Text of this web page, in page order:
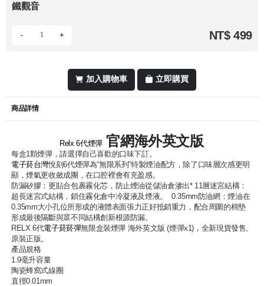
鐵觀音
- + NT$ 499
加入購物車 立即購買
商品詳情
Relx 6代煙彈官網海外英文版
每盒1顆煙彈，請選擇自己喜歡的口味下訂。
電子菸台灣悅刻6代煙彈為“無限系列”特製煙油配方，除了口味層次感更明
顯，煙氣更收斂成團，在口腔裡會有充盈感。
防漏矽膠：更貼合包裹霧化芯，防止煙油從儲油倉滲出* 11層迷宮結構：
超長迷宮式結構，鎖住霧化倉中冷凝液及煙液。 0.35mm防油網：煙油在
0.35mm大小孔位所形成的液體表面張力正好抵銷重力，配合周圍的棉墊
形成最後隔斷與眾不同結構創新根源防漏。
RELX 6代電子菸菸彈無限盒裝煙彈 海外英文版 (煙彈x1)，全新現貨發售,
原裝正版。
產品規格
1.9毫升容量
陶瓷蜂窩式線圈
直徑0.01mm